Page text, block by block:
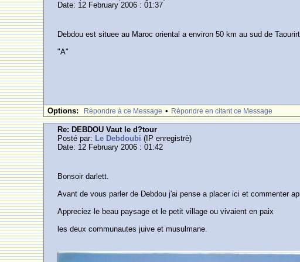
Date: 12 February 2006 : 01:37
Debdou est situee au Maroc oriental a environ 50 km au sud de
"A"
Options: Rèpondre à ce Message • Rèpondre en citant ce Message
Re: DEBDOU Vaut le d?tour
Posté par: Le Debdoubi (IP enregistrè)
Date: 12 February 2006 : 01:42
Bonsoir darlett.
Avant de vous parler de Debdou j'ai pense a placer ici et commenter
Appreciez le beau paysage et le petit village ou vivaient en paix
les deux communautes juive et musulmane.